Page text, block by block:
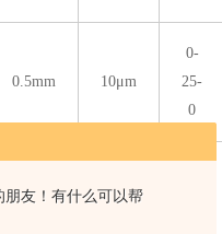
朋友！有什么可以帮
0.5mm 10μm
0-
25-
0
0.5mm 5μm